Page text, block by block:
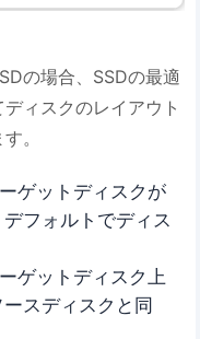
の場合、SSDの最適
ィスクのレイアウト
。
ゲットディスクが
フォルトでディス
ゲットディスク上
スディスクと同